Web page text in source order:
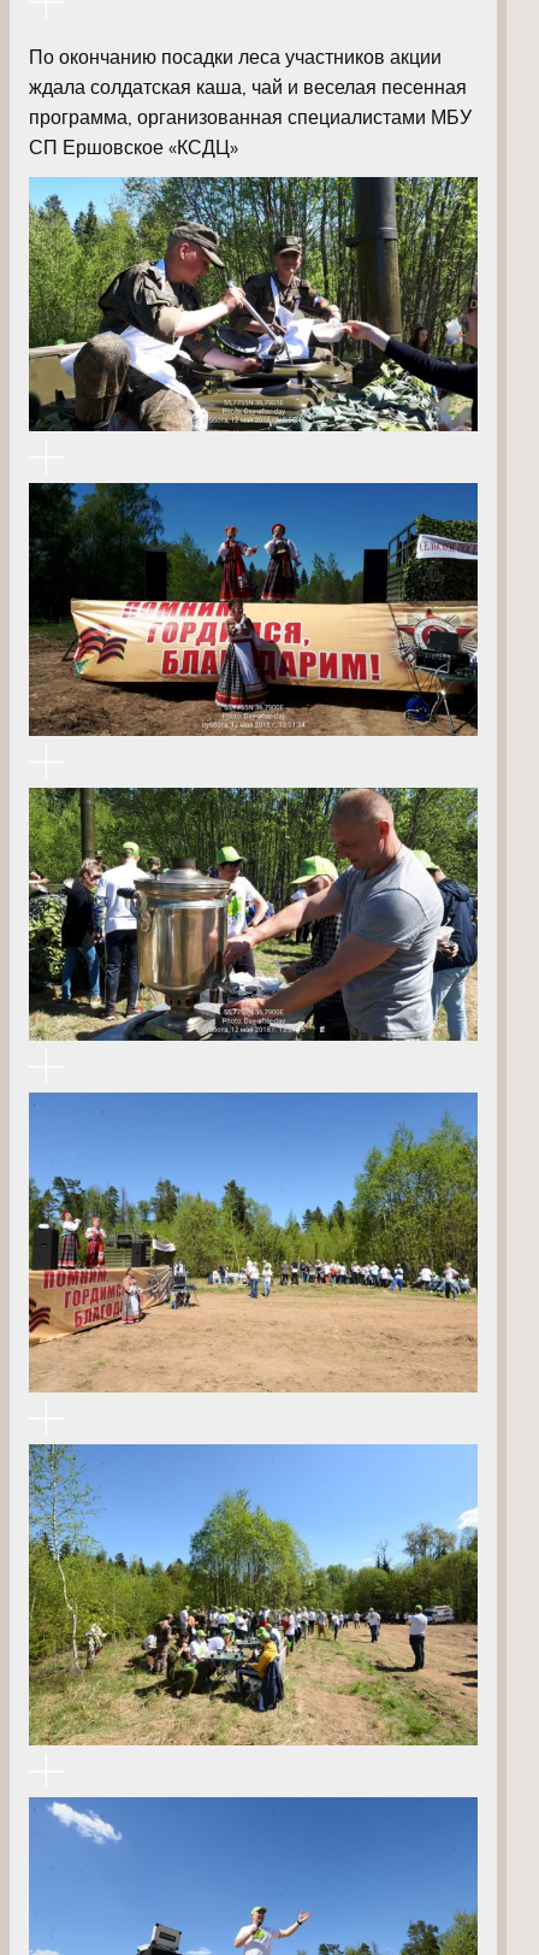
По окончанию посадки леса участников акции
ждала солдатская каша, чай и веселая песенная
программа, организованная специалистами МБУ
СП Ершовское «КСДЦ»